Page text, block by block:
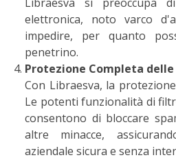
elettronica, noto varco
impedire, per quanto
penetrino.
Protezione Completa delle
Con Libraesva, la
Le potenti funzionalità di
consentono di bloccare
altre minacce,
aziendale sicura e senza